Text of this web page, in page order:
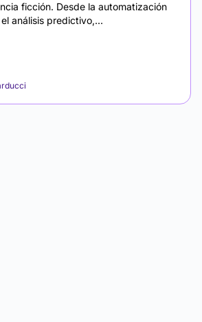
ficción. Desde la automatización
análisis predictivo,...